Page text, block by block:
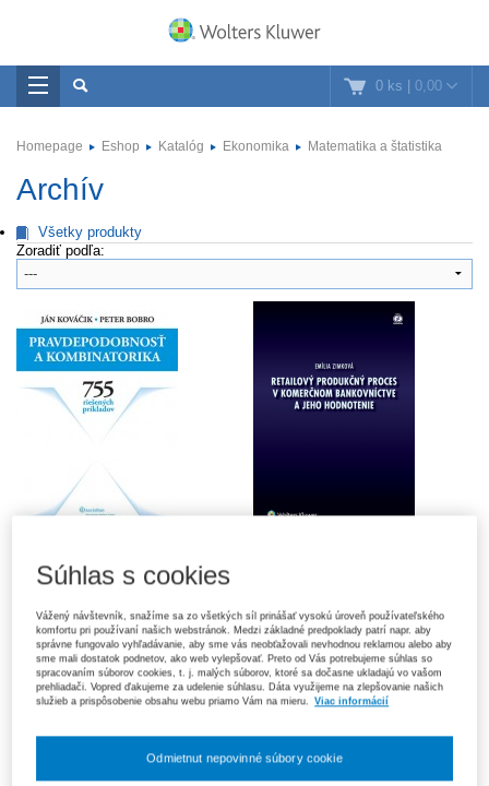
0 ks | 0,00
Homepage Eshop Katalóg Ekonomika Matematika a štatistika
Archív
Všetky produkty
Zoradiť podľa:
kombinatorika
Súhlas s cookies
Vážený návštevník, snažíme sa zo všetkých síl prinášať vysokú úroveň používateľského
komfortu pri používaní našich webstránok. Medzi základné predpoklady patrí napr. aby
správne fungovalo vyhľadávanie, aby sme vás neobťažovali nevhodnou reklamou alebo aby
sme mali dostatok podnetov, ako web vylepšovať. Preto od Vás potrebujeme súhlas so
spracovaním súborov cookies, t. j. malých súborov, ktoré sa dočasne ukladajú vo vašom
prehliadači. Vopred ďakujeme za udelenie súhlasu. Dáta využijeme na zlepšovanie našich
služieb a prispôsobenie obsahu webu priamo Vám na mieru.
Viac informácií
Odmietnut nepovinné súbory cookie